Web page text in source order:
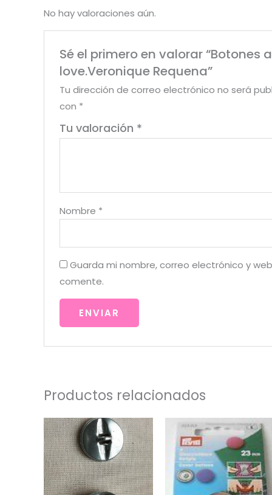
No hay valoraciones aún.
Sé el primero en valorar “Botones
love.Veronique Requena”
Tu dirección de correo electrónico no será
con *
Tu valoración *
Nombre *
Guarda mi nombre, correo electrónico y
comente.
Productos relacionados